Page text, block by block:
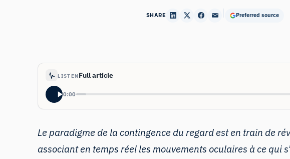
SHARE Preferred source
LISTENFull article
0:00
Le paradigme de la contingence du regard est en train de
associant en temps réel les mouvements oculaires à ce qui